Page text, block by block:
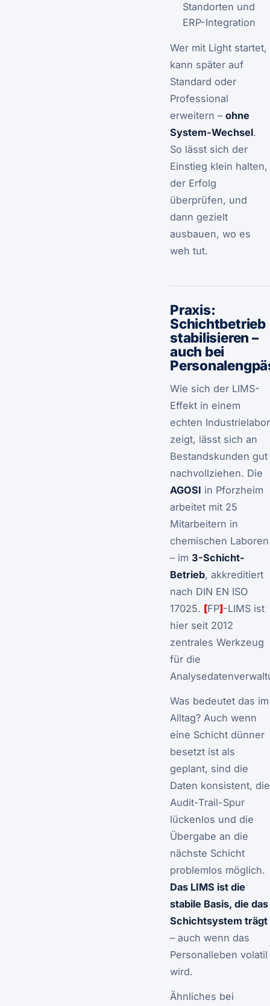
Standorten und
ERP-Integration
Wer mit Light startet,
kann später auf
Standard oder
Professional
erweitern – ohne
System-Wechsel.
So lässt sich der
Einstieg klein halten,
der Erfolg
überprüfen, und
dann gezielt
ausbauen, wo es
weh tut.
Praxis:
Schichtbetrieb
stabilisieren –
auch bei
Wie sich der LIMS-
Effekt in einem
echten Industrielabor
zeigt, lässt sich an
Bestandskunden gut
nachvollziehen. Die
AGOSI in Pforzheim
arbeitet mit 25
Mitarbeitern in
chemischen Laboren
– im 3-Schicht-
Betrieb, akkreditiert
nach DIN EN ISO
17025. [FP]-LIMS ist
hier seit 2012
zentrales Werkzeug
für die
Was bedeutet das im
Alltag? Auch wenn
eine Schicht dünner
besetzt ist als
geplant, sind die
Daten konsistent, die
Audit-Trail-Spur
lückenlos und die
Übergabe an die
nächste Schicht
problemlos möglich.
Das LIMS ist die
stabile Basis, die das
Schichtsystem trägt
– auch wenn das
Personalleben volatil
wird.
Ähnliches bei